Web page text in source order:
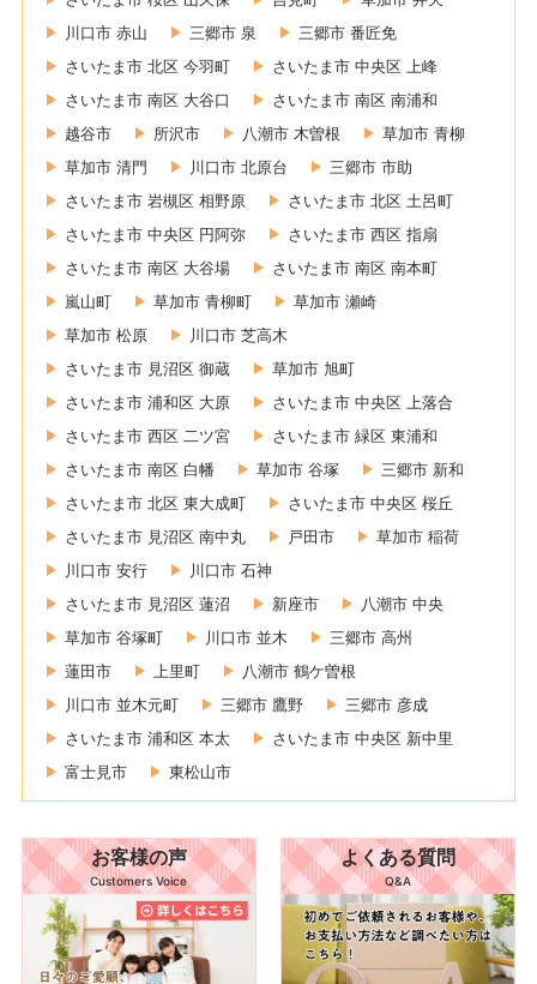
川口市 赤山
三郷市 泉
三郷市 番匠免
さいたま市 北区 今羽町
さいたま市 中央区 上峰
さいたま市 南区 大谷口
さいたま市 南区 南浦和
越谷市
所沢市 八潮市 木曽根
草加市 青柳
草加市 清門
川口市 北原台
三郷市 市助
さいたま市 岩槻区 相野原
さいたま市 北区 土呂町
さいたま市 中央区 円阿弥
さいたま市 西区 指扇
さいたま市 南区 大谷場
さいたま市 南区 南本町
嵐山町
草加市 青柳町
草加市 瀬崎
草加市 松原
川口市 芝高木
さいたま市 見沼区 御蔵
草加市 旭町
さいたま市 浦和区 大原
さいたま市 中央区 上落合
さいたま市 西区 二ツ宮
さいたま市 緑区 東浦和
さいたま市 南区 白幡
草加市 谷塚
三郷市 新和
さいたま市 北区 東大成町
さいたま市 中央区 桜丘
さいたま市 見沼区 南中丸
戸田市
草加市 稲荷
川口市 安行
川口市 石神
さいたま市 見沼区 蓮沼
新座市
八潮市 中央
草加市 谷塚町
川口市 並木
三郷市 高州
蓮田市
上里町
八潮市 鶴ケ曽根
川口市 並木元町
三郷市 鷹野
三郷市 彦成
さいたま市 浦和区 本太
さいたま市 中央区 新中里
富士見市
東松山市
お客様の声
Customers Voice
よくある質問
Q&A